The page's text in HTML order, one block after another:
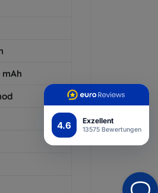
4.6 Exzellent
13575 Bewertungen
mAh